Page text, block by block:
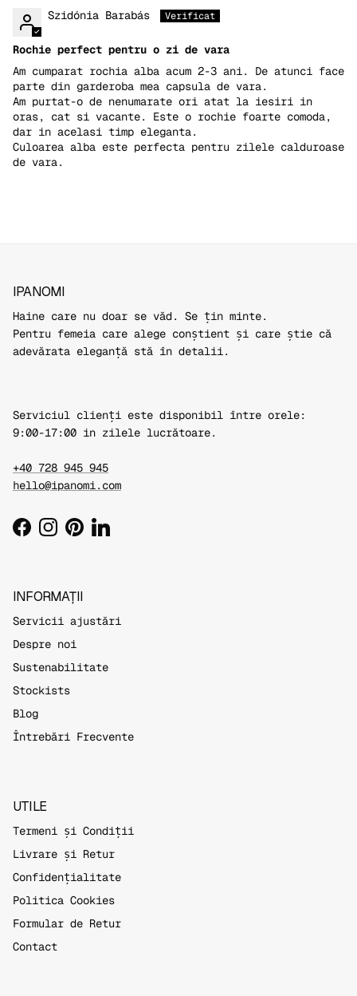
Szidónia Barabás
Rochie perfect pentru o zi de vara
Am cumparat rochia alba acum 2-3 ani. De atunci face
parte din garderoba mea capsula de vara.
Am purtat-o de nenumarate ori atat la iesiri in
oras, cat si vacante. Este o rochie foarte comoda,
dar in acelasi timp eleganta.
Culoarea alba este perfecta pentru zilele calduroase
de vara.
IPANOMI
Haine care nu doar se văd. Se țin minte.
Pentru femeia care alege conștient și care știe că
adevărata eleganță stă în detalii.
Serviciul clienți este disponibil între orele:
9:00-17:00 in zilele lucrătoare.
+40 728 945 945
hello@ipanomi.com
FacebookInstagram
Pinterest
LinkedIn
INFORMAȚII
Servicii ajustări
Despre noi
Sustenabilitate
Stockists
Blog
Întrebări Frecvente
UTILE
Termeni și Condiții
Livrare și Retur
Confidențialitate
Politica Cookies
Formular de Retur
Contact